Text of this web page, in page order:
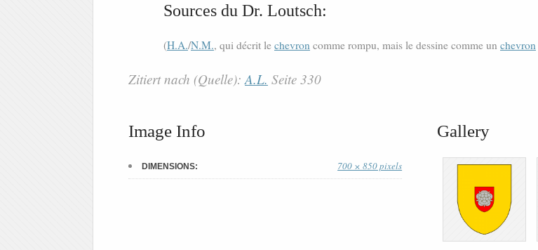
Sources du Dr. Loutsch:
(H.A./N.M., qui décrit le chevron comme rompu, mais le dessine comme un chevron
Zitiert nach (Quelle):A.L. Seite 330
Image Info
DIMENSIONS: 700 × 850 pixels
Gallery